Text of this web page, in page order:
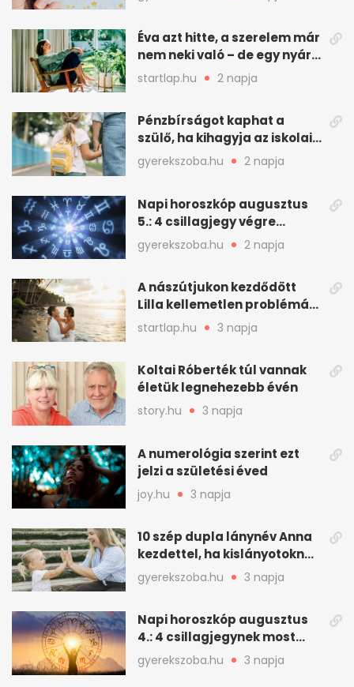
Éva azt hitte, a szerelem már
nem neki való – de egy nyári
hétvége mindent
megváltoztatott
startlap.hu 2 napja
Pénzbírságot kaphat a
szülő, ha kihagyja az iskolai
fogadóórát
gyerekszoba.hu 2 napja
Napi horoszkóp augusztus
5.: 4 csillagjegy végre
szerencsés napot fog ki
gyerekszoba.hu 2 napja
A nászútjukon kezdődött
Lilla kellemetlen problémája
- így mentették meg a
romantikus utazást
startlap.hu 3 napja
Koltai Róberték túl vannak
életük legnehezebb évén
story.hu 3 napja
A numerológia szerint ezt
jelzi a születési éved
joy.hu 3 napja
10 szép dupla lánynév Anna
kezdettel, ha kislányotoknak
kerestek nevet
gyerekszoba.hu 3 napja
Napi horoszkóp augusztus
4.: 4 csillagjegynek most
minden összejön
gyerekszoba.hu 3 napja